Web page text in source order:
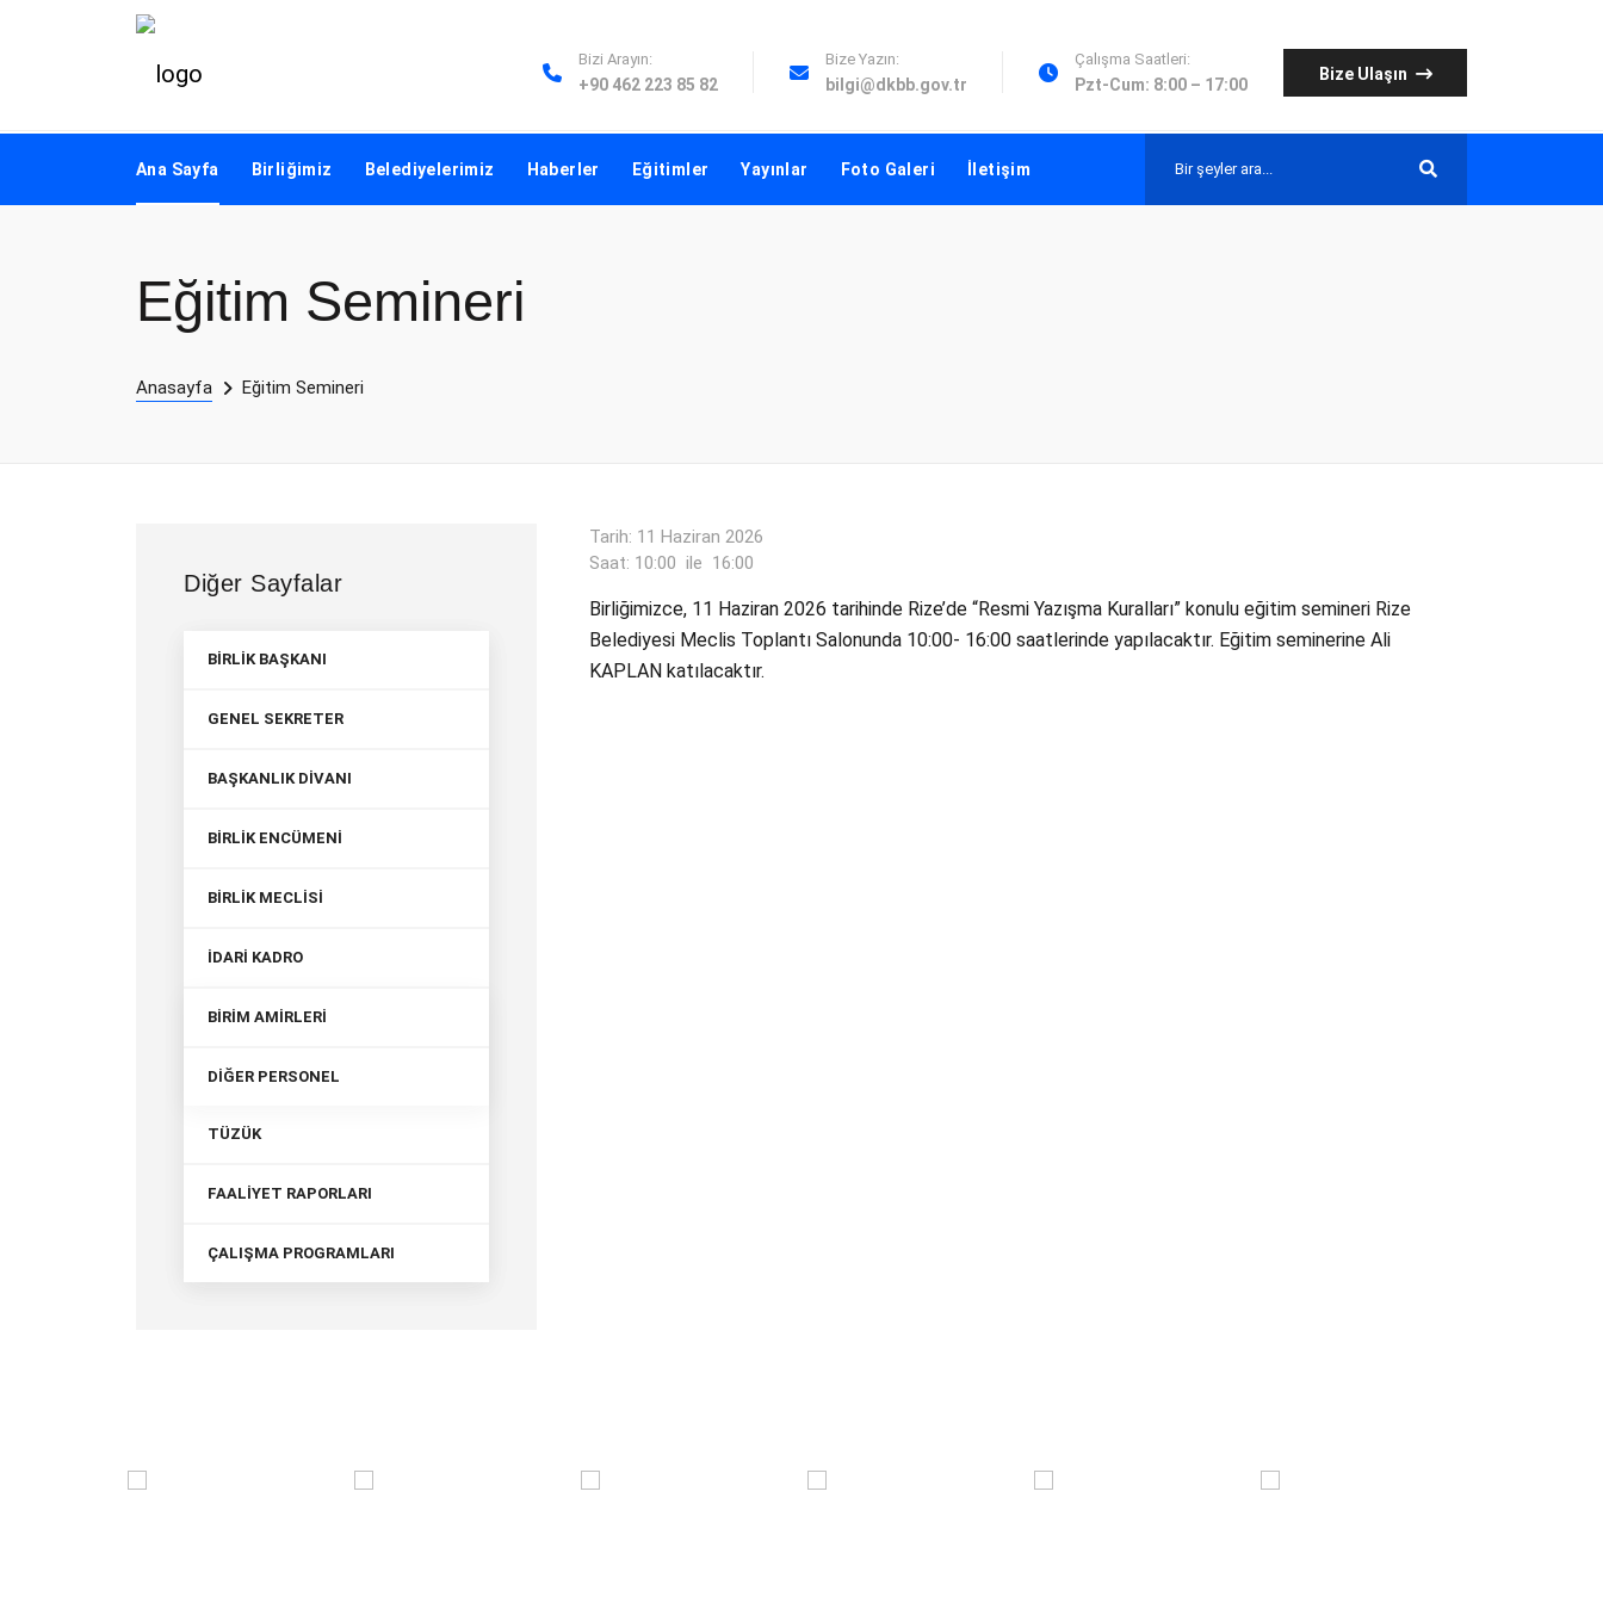
Bizi Arayın:
+90 462 223 85 82
Bize Yazın:
bilgi@dkbb.gov.tr
Çalışma Saatleri:
Pzt-Cum: 8:00 – 17:00
Bize Ulaşın
Ana Sayfa Birliğimiz Belediyelerimiz Haberler Eğitimler Yayınlar Foto Galeri İletişim
Eğitim Semineri
Anasayfa Eğitim Semineri
Diğer Sayfalar
BİRLİK BAŞKANI
GENEL SEKRETER
BAŞKANLIK DİVANI
BİRLİK ENCÜMENİ
BİRLİK MECLİSİ
İDARİ KADRO
BİRİM AMİRLERİ
DİĞER PERSONEL
TÜZÜK
FAALİYET RAPORLARI
ÇALIŞMA PROGRAMLARI
Tarih: 11 Haziran 2026
Saat: 10:00 ile 16:00
Birliğimizce, 11 Haziran 2026 tarihinde Rize’de “Resmi Yazışma Kuralları” konulu eğitim semineri Rize
Belediyesi Meclis Toplantı Salonunda 10:00- 16:00 saatlerinde yapılacaktır. Eğitim seminerine Ali
KAPLAN katılacaktır.